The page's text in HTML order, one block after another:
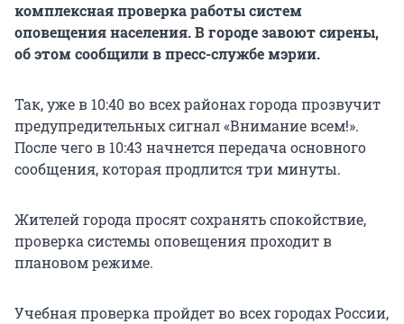
комплексная проверка работы систем
оповещения населения. В городе завоют сирены,
об этом сообщили в пресс-службе мэрии.
Так, уже в 10:40 во всех районах города прозвучит
предупредительных сигнал «Внимание всем!».
После чего в 10:43 начнется передача основного
сообщения, которая продлится три минуты.
Жителей города просят сохранять спокойствие,
проверка системы оповещения проходит в
плановом режиме.
Учебная проверка пройдет во всех городах России,